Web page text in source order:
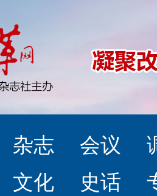
杂志 会议
文化
史话